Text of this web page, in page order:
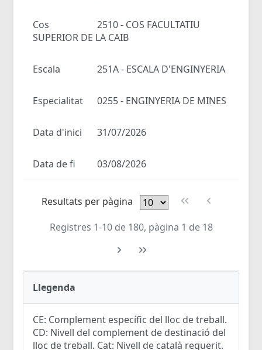
Cos
2510 - COS FACULTATIU
SUPERIOR DE LA CAIB
Escala 251A - ESCALA D'ENGINYERIA
Especialitat 0255 - ENGINYERIA DE MINES
Data d'inici 31/07/2026
Data de fi 03/08/2026
Resultats per pàgina
Registres 1-10 de 180, pàgina 1 de 18
Llegenda
CE: Complement específic del lloc de treball.
CD: Nivell del complement de destinació del
lloc de treball. Cat: Nivell de català requerit.